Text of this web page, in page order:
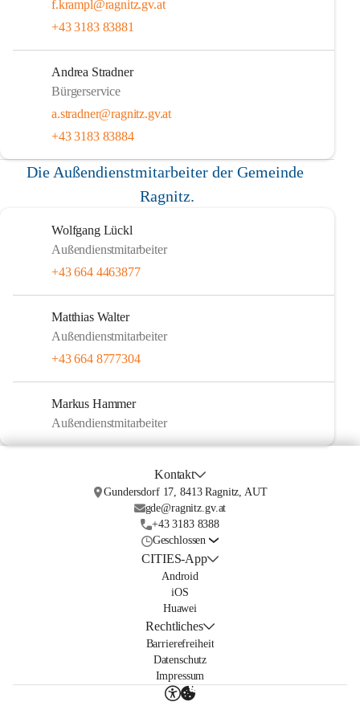
f.krampl@ragnitz.gv.at
+43 3183 83881
Andrea Stradner
Bürgerservice
a.stradner@ragnitz.gv.at
+43 3183 83884
Die Außendienstmitarbeiter der Gemeinde
Ragnitz.
Wolfgang Lückl
Außendienstmitarbeiter
+43 664 4463877
Matthias Walter
Außendienstmitarbeiter
+43 664 8777304
Markus Hammer
Außendienstmitarbeiter
Kontakt
Gundersdorf 17, 8413 Ragnitz, AUT
gde@ragnitz.gv.at
+43 3183 8388
Geschlossen
CITIES-App
Android
iOS
Huawei
Rechtliches
Barrierefreiheit
Datenschutz
Impressum